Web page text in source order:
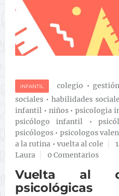
INFANTIL colegio •
sociales • habilidades
infantil • niños•psicologia
psicólogo infantil •
psicólogos • psicologos
a la rutina • vuelta al cole
Laura
0 Comentarios
Vuelta al
psicológicas